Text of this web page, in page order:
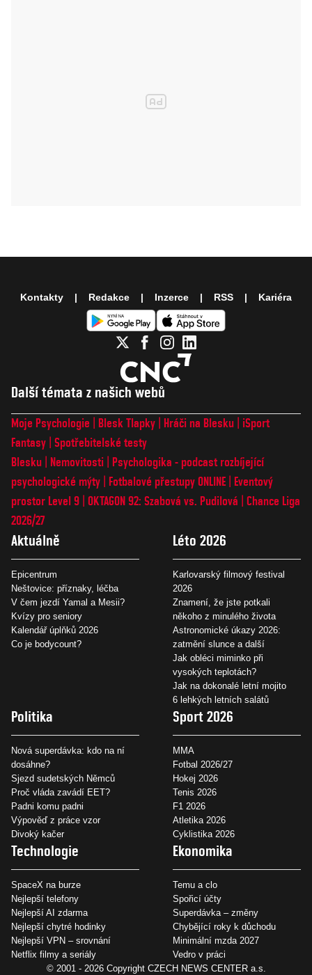
Další témata z našich webů
Moje Psychologie Blesk Tlapky Hráči na Blesku
iSport
Fantasy Spotřebitelské testy
Blesku
Nemovitosti
Psychologika - podcast rozbíjející
psychologické mýty
Fotbalové přestupy ONLINE
Eventový
prostor Level 9 OKTAGON 92: Szabová vs. Pudilová
Chance Liga
2026/27
Aktuálně
Epicentrum
Neštovice: příznaky, léčba
V čem jezdí Yamal a Mesii?
Kvízy pro seniory
Kalendář úplňků 2026
Co je bodycount?
Léto 2026
Karlovarský filmový festival
2026
Znamení, že jste potkali
někoho z minulého života
Astronomické úkazy 2026:
zatmění slunce a další
Jak obléci miminko při
vysokých teplotách?
Jak na dokonalé letní mojito
6 lehkých letních salátů
Politika
Nová superdávka: kdo na ní
dosáhne?
Sjezd sudetských Němců
Proč vláda zavádí EET?
Padni komu padni
Výpověď z práce vzor
Divoký kačer
Sport 2026
MMA
Fotbal 2026/27
Hokej 2026
Tenis 2026
F1 2026
Atletika 2026
Cyklistika 2026
Technologie
SpaceX na burze
Nejlepší telefony
Nejlepší AI zdarma
Nejlepší chytré hodinky
Nejlepší VPN – srovnání
Netflix filmy a seriály
Ekonomika
Temu a clo
Spořicí účty
Superdávka – změny
Chybějící roky k důchodu
Minimální mzda 2027
Vedro v práci
Kontakty Redakce Inzerce RSS Kariéra
© 2001 - 2026 Copyright CZECH NEWS CENTER a.s.